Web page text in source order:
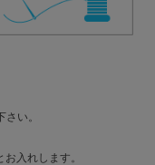
い。
入れします。